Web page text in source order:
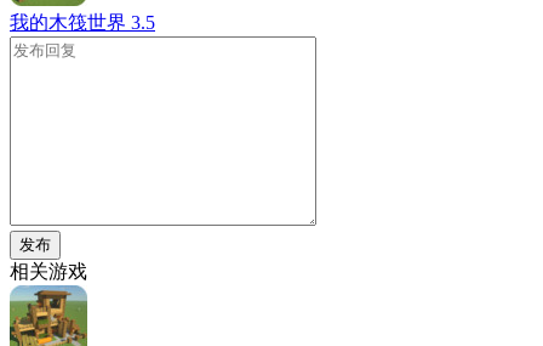
我的木筏世界 3.5
发布
相关游戏